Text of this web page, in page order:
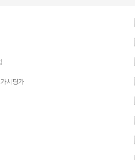
치평가